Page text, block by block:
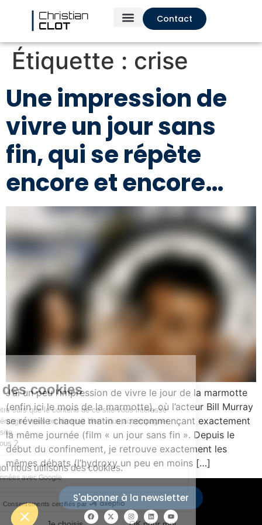
Contact
Étiquette : crise
Une impression de
vivre un jour sans
fin, qui se répète
encore et encore…
J’ai un peu l’impression de vivre le jour de la marmotte
(enfin ici le mois de la marmotte), où l’acteur Bill Murray
se réveille chaque matin en recommençant exactement
la même journée (film « un jour sans fin ». Depuis le
début du confinement, je retrouve exactement les
mêmes débats (l’hydroxy un peu en moins […]
S'abonner à la newsletter